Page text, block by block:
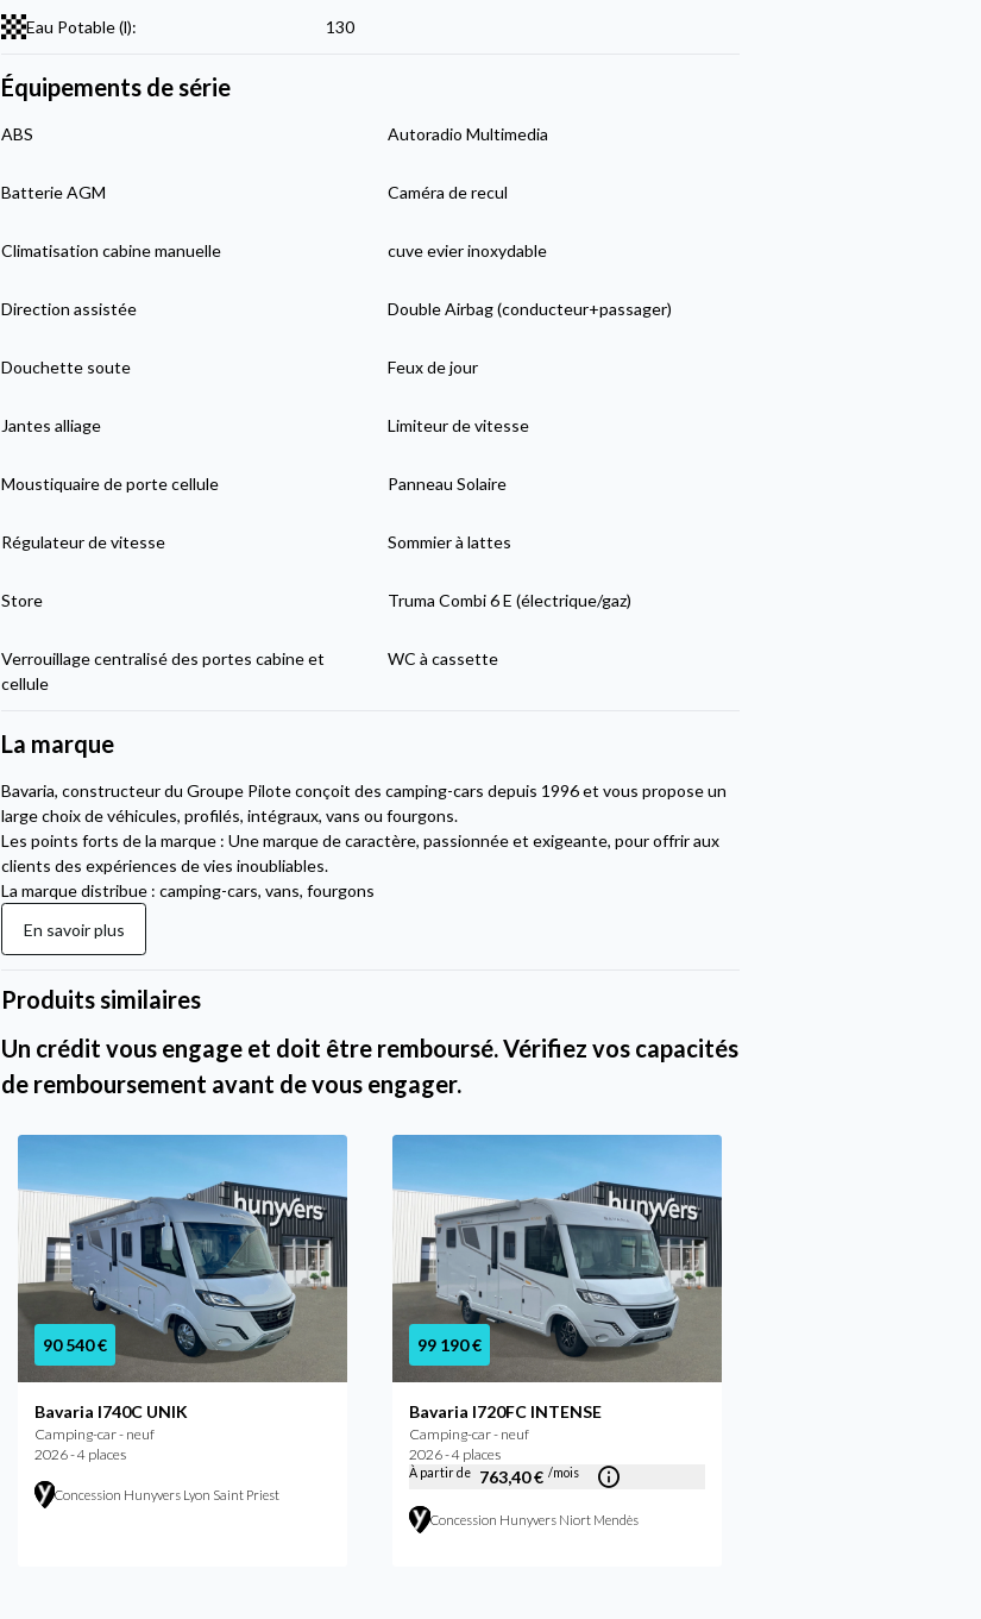
Eau Potable (l): 130
Équipements de série
ABS Autoradio Multimedia
Batterie AGM Caméra de recul
Climatisation cabine manuelle cuve evier inoxydable
Direction assistée Double Airbag (conducteur+passager)
Douchette soute Feux de jour
Jantes alliage Limiteur de vitesse
Moustiquaire de porte cellule Panneau Solaire
Régulateur de vitesse Sommier à lattes
Store Truma Combi 6 E (électrique/gaz)
Verrouillage centralisé des portes cabine et
cellule
WC à cassette
La marque
Bavaria, constructeur du Groupe Pilote conçoit des camping-cars depuis 1996 et vous propose un
large choix de véhicules, profilés, intégraux, vans ou fourgons.
Les points forts de la marque : Une marque de caractère, passionnée et exigeante, pour offrir aux
clients des expériences de vies inoubliables.
La marque distribue : camping-cars, vans, fourgons
En savoir plus
Produits similaires
Un crédit vous engage et doit être remboursé. Vérifiez vos capacités
de remboursement avant de vous engager.
90 540 €
Bavaria I740C UNIK
Camping-car - neuf
2026 - 4 places
Concession Hunyvers Lyon Saint Priest
99 190 €
Bavaria I720FC INTENSE
Camping-car - neuf
2026 - 4 places
À partir de 763,40 € /mois
Concession Hunyvers Niort Mendès